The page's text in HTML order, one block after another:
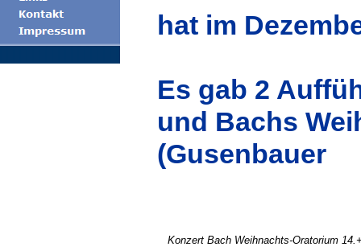
hat im
Es gab 2
und Bachs
(Gusenbauer
Konzert Bach Weihnachts-Oratorium